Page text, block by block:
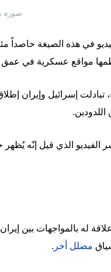
صورة ملتقطة
في هذه الصيغة
مواقع عسكرية في عمق
اللدودين.
الفيديو الذي قيل إنّه يُظهر
علاقة له بالمواجهات
مضلل أخر .